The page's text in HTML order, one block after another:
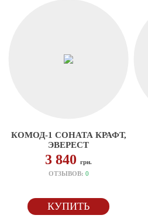
КОМОД-1 СОНАТА КРАФТ,
ЭВЕРЕСТ
3 840грн.
ОТЗЫВОВ: 0
КУПИТЬ